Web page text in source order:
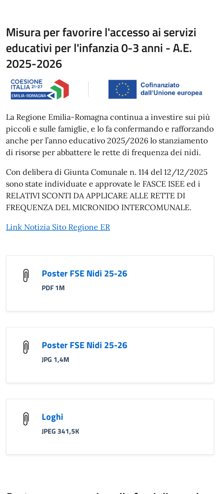
Misura per favorire l'accesso ai servizi
educativi per l'infanzia 0-3 anni - A.E.
2025-2026
La Regione Emilia-Romagna continua a investire sui più
piccoli e sulle famiglie, e lo fa confermando e rafforzando
anche per l’anno educativo 2025/2026 lo stanziamento
di risorse per abbattere le rette di frequenza dei nidi.
Con delibera di Giunta Comunale n. 114 del 12/12/2025
sono state individuate e approvate le FASCE ISEE ed i
RELATIVI SCONTI DA APPLICARE ALLE RETTE DI
FREQUENZA DEL MICRONIDO INTERCOMUNALE.
Link Notizia Sito Regione ER
Poster FSE Nidi 25-26
PDF 1M
Poster FSE Nidi 25-26
JPG 1,4M
Loghi
JPEG 341,5K